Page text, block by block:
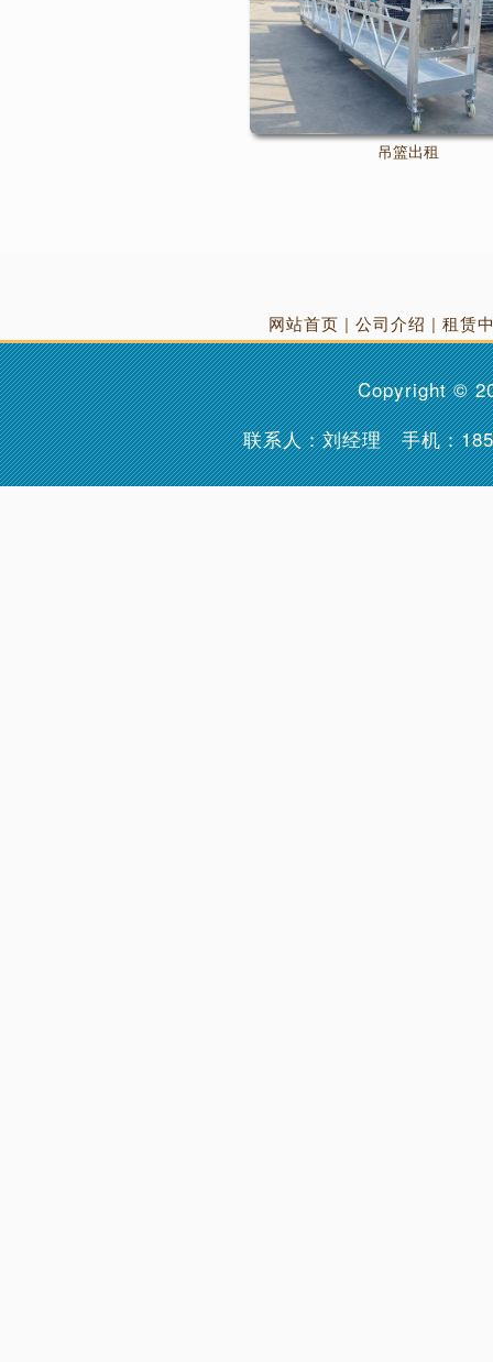
吊篮出租
网站首页 | 公司介绍 | 租赁
Copyright ©
联系人：刘经理 手机：